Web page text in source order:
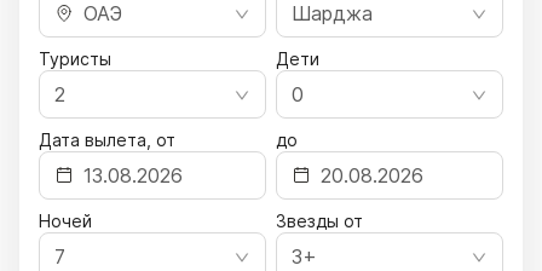
ОАЭ Шарджа
Туристы
2
Дети
0
Дата вылета, от до
Ночей
7
Звезды от
3+